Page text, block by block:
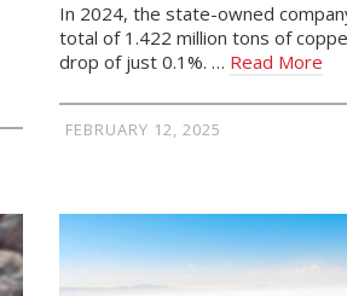
In 2024, the state-owned
total of 1.422 million tons of
drop of just 0.1%. … Read More
FEBRUARY 12, 2025